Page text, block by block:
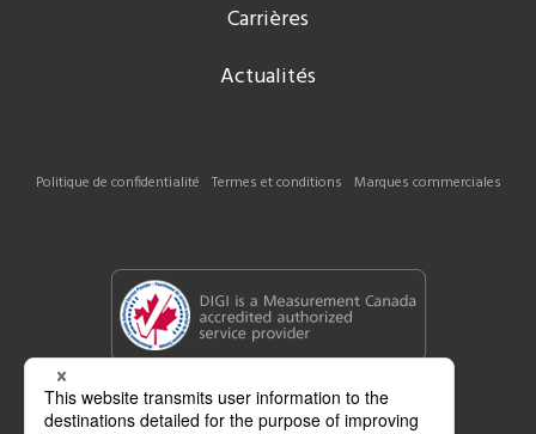
Carrières
Actualités
Politique de confidentialité Termes et conditions Marques commerciales